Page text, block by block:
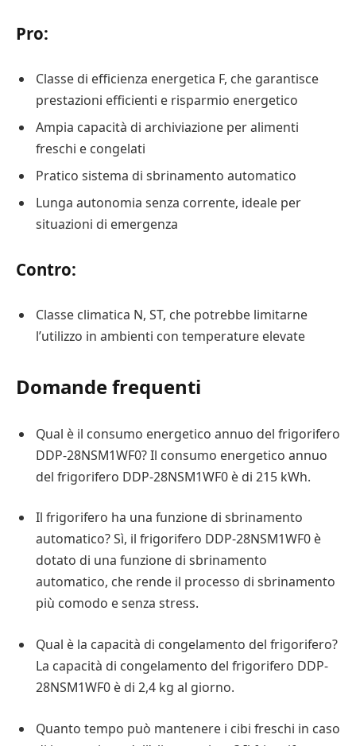
Pro:
Classe di efficienza energetica F, che garantisce
prestazioni efficienti e risparmio energetico
Ampia capacità di archiviazione per alimenti
freschi e congelati
Pratico sistema di sbrinamento automatico
Lunga autonomia senza corrente, ideale per
situazioni di emergenza
Contro:
Classe climatica N, ST, che potrebbe limitarne
l’utilizzo in ambienti con temperature elevate
Domande frequenti
Qual è il consumo energetico annuo del frigorifero
DDP-28NSM1WF0? Il consumo energetico annuo
del frigorifero DDP-28NSM1WF0 è di 215 kWh.
Il frigorifero ha una funzione di sbrinamento
automatico? Sì, il frigorifero DDP-28NSM1WF0 è
dotato di una funzione di sbrinamento
automatico, che rende il processo di sbrinamento
più comodo e senza stress.
Qual è la capacità di congelamento del frigorifero?
La capacità di congelamento del frigorifero DDP-
28NSM1WF0 è di 2,4 kg al giorno.
Quanto tempo può mantenere i cibi freschi in caso